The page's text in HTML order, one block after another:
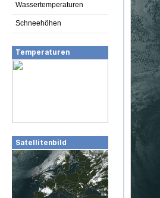
Wassertemperaturen
Schneehöhen
Temperaturen
Satellitenbild